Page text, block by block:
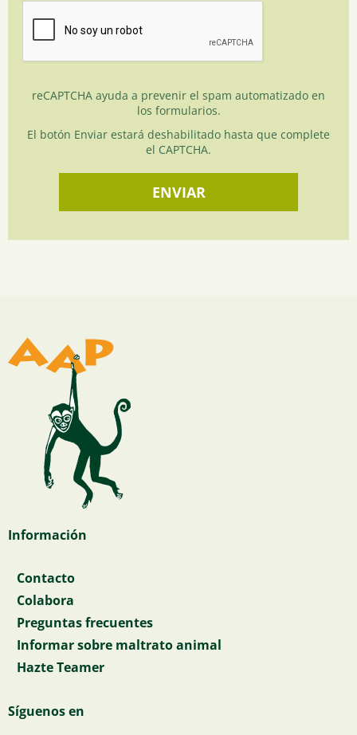
reCAPTCHA ayuda a prevenir el spam automatizado en
los formularios.
El botón Enviar estará deshabilitado hasta que complete
el CAPTCHA.
Información
Contacto
Colabora
Preguntas frecuentes
Informar sobre maltrato animal
Hazte Teamer
Síguenos en